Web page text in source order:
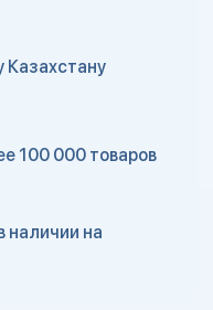
Казахстану
100 000 товаров
наличии на